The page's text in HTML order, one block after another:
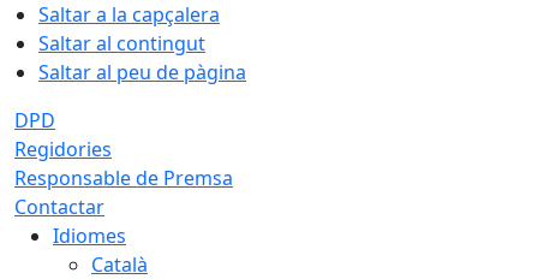
Saltar a la capçalera
Saltar al contingut
Saltar al peu de pàgina
DPD
Regidories
Responsable de Premsa
Contactar
Idiomes
Català